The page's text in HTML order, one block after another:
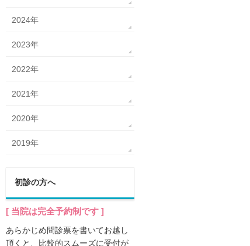
2024年
2023年
2022年
2021年
2020年
2019年
初診の方へ
[ 当院は完全予約制です ]
あらかじめ問診票を書いてお越し
頂くと、比較的スムーズに受付が